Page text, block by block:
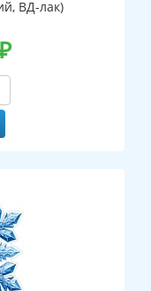
ВД-лак)